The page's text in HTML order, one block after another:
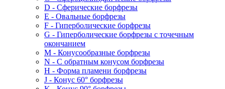
D - Сферические борфрезы
E - Овальные борфрезы
F - Гиперболические борфрезы
G - Гиперболические борфрезы с точечным
окончанием
M - Конусообразные борфрезы
N - С обратным конусом борфрезы
H - Форма пламени борфрезы
J - Конус 60° борфрезы